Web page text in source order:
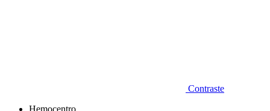
Contraste
Hemocentro